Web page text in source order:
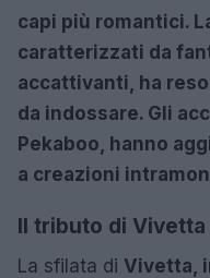
capi più romantici.
caratterizzati da
accattivanti, ha reso
da indossare. Gli
Pekaboo, hanno
a creazioni
Il tributo di Vivetta
La sfilata di Vivetta,